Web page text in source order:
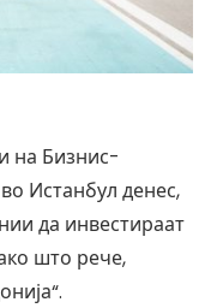
на Бизнис-
Истанбул денес,
да инвестираат
што рече,